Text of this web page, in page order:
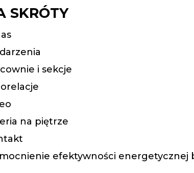
SKRÓTY
i sekcje
na piętrze
efektywności energetycznej